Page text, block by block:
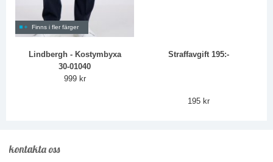
Finns i fler färger
Lindbergh - Kostymbyxa
30-01040
999 kr
Straffavgift 195:-
195 kr
kontakta oss